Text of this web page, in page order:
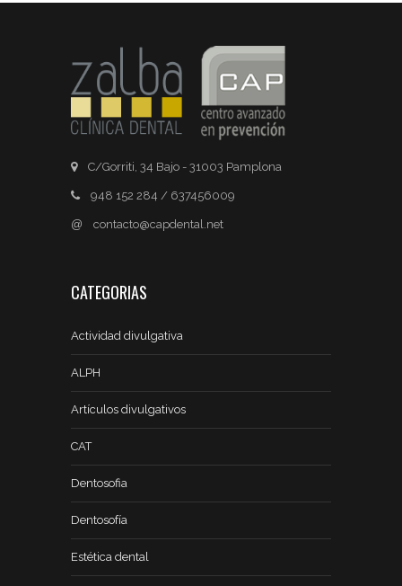
C/Gorriti, 34 Bajo - 31003 Pamplona
948 152 284 / 637456009
@ contacto@capdental.net
CATEGORIAS
Actividad divulgativa
ALPH
Artículos divulgativos
CAT
Dentosofia
Dentosofía
Estética dental